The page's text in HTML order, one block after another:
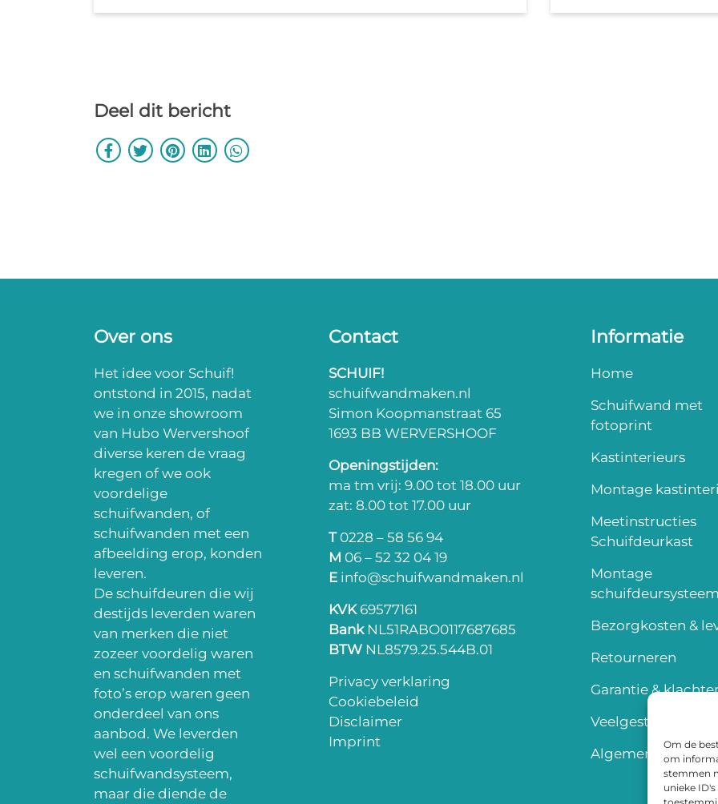
Om de
om
stemmen
unieke
Deel dit bericht
Over ons
Het idee voor Schuif!
ontstond in 2015, nadat
we in onze showroom
van Hubo Wervershoof
diverse keren de vraag
kregen of we ook
voordelige
schuifwanden, of
schuifwanden met een
afbeelding erop, konden
leveren.
De schuifdeuren die wij
destijds leverden waren
van merken die niet
zozeer voordelig waren
en schuifwanden met
foto’s erop waren geen
onderdeel van ons
aanbod. We leverden
wel een voordelig
schuifwandsysteem,
maar die diende de
Contact
SCHUIF!
schuifwandmaken.nl
Simon Koopmanstraat 65
1693 BB WERVERSHOOF
Openingstijden:
ma tm vrij: 9.00 tot 18.00 uur
zat: 8.00 tot 17.00 uur
T0228 – 58 56 94
M 06 – 52 32 04 19
E info@schuifwandmaken.nl
KVK69577161
BankNL51RABO0117687685
BTW NL8579.25.544B.01
Privacy verklaring
Cookiebeleid
Disclaimer
Imprint
Informatie
Home
Schuifwand met
fotoprint
Kastinterieurs
Montage
Meetinstructies
Schuifdeurkast
Montage
Bezorgkosten &
Retourneren
Garantie &
Veelgestelde
Algemene